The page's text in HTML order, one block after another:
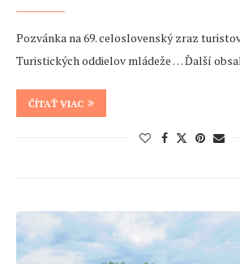
Pozvánka na 69. celoslovenský zraz
Turistických oddielov mládeže … Ďalší
ČÍTAŤ VIAC